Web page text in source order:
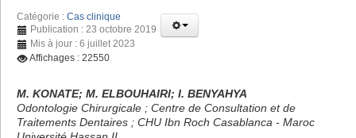
Catégorie : Cas clinique
Publication : 23 octobre 2019
Mis à jour : 6 juillet 2023
Affichages : 22550
M. KONATE; M. ELBOUHAIRI; I. BENYAHYA
Odontologie Chirurgicale ; Centre de Consultation et de
Traitements Dentaires ; CHU Ibn Roch Casablanca - Maroc